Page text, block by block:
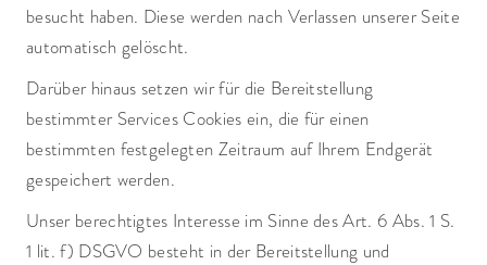
besucht haben. Diese werden nach Verlassen unserer Seite
automatisch gelöscht.
Darüber hinaus setzen wir für die Bereitstellung
bestimmter Services Cookies ein, die für einen
bestimmten festgelegten Zeitraum auf Ihrem Endgerät
gespeichert werden.
Unser berechtigtes Interesse im Sinne des Art. 6 Abs. 1 S.
1 lit. f) DSGVO besteht in der Bereitstellung und